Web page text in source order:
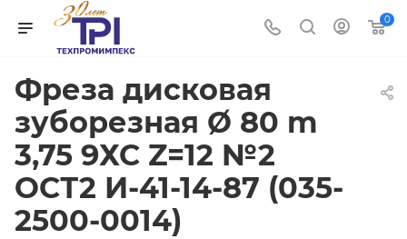
0
Фреза дисковая
зуборезная Ø 80 m
3,75 9ХС Z=12 №2
ОСТ2 И-41-14-87 (035-
2500-0014)